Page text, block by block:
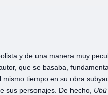
y de una manera muy
que se basaba,
tiempo en su obra
sus personajes. De hecho, Ubú